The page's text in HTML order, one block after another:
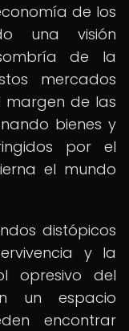
de los
una visión
de la
mercados
margen de las
bienes y
por el
el mundo
distópicos
y la
opresivo del
un espacio
encontrar